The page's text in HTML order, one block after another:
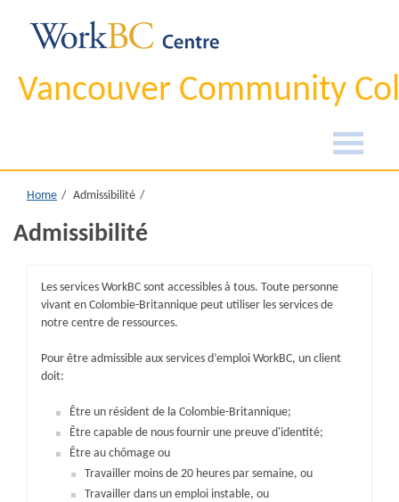
Vancouver Community
Home Admissibilité
Admissibilité
Les services WorkBC sont accessibles à tous. Toute personne
vivant en Colombie-Britannique peut utiliser les services de
notre centre de ressources.
Pour être admissible aux services d’emploi WorkBC, un client
doit:
Être un résident de la Colombie-Britannique;
Être capable de nous fournir une preuve d'identité;
Être au chômage ou
Travailler moins de 20 heures par semaine, ou
Travailler dans un emploi instable, ou